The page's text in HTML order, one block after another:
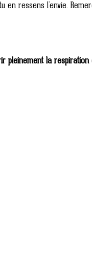
en ressens l’envie.
pleinement la respiration